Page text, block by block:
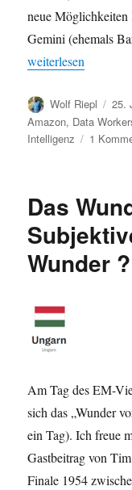
neue
Gemini (ehemals
„Eine dunkle Seite
weiterlesen
Autor
Wolf Riepl
am
25.
Amazon, Data
Intelligenz
1
Das
Wunder ?
Am Tag des EM-
sich das „Wunder
ein Tag). Ich freue
Gastbeitrag von
Finale 1954